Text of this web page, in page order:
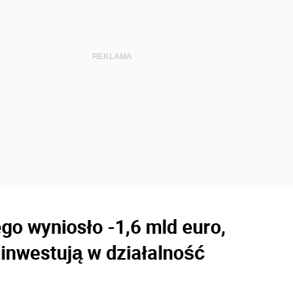
wyniosło -1,6 mld euro,
w działalność